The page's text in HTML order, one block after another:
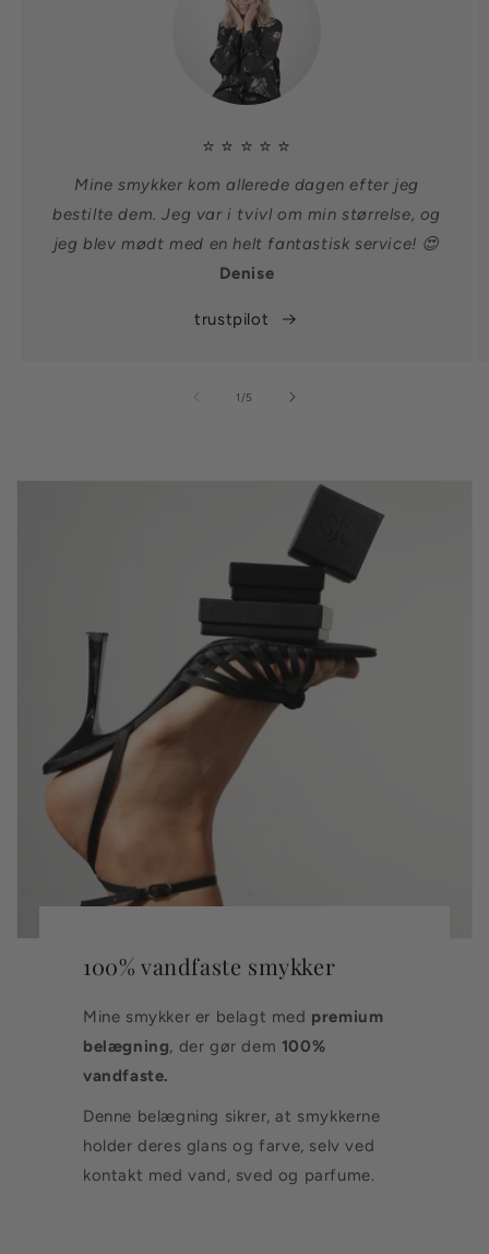
⭐ ⭐ ⭐ ⭐ ⭐
Mine smykker kom allerede dagen efter jeg
bestilte dem. Jeg var i tvivl om min størrelse, og
jeg blev mødt med en helt fantastisk service! 😍
Denise
trustpilot
1/af5
100% vandfaste smykker
Mine smykker er belagt med premium
belægning, der gør dem 100%
vandfaste.
Denne belægning sikrer, at smykkerne
holder deres glans og farve, selv ved
kontakt med vand, sved og parfume.